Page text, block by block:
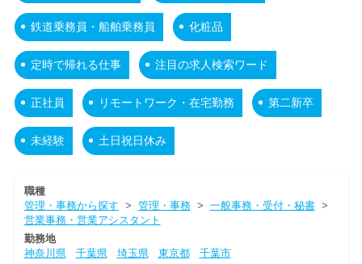
鉄道乗務員・船舶乗務員 化粧品
定時で帰れる仕事 注目の求人検索ワード
正社員 リモートワーク・在宅勤務 第二新卒
未経験 土日祝日休み
職種
管理・事務から探す > 管理・事務> 一般事務・受付・秘書>
営業事務・営業アシスタント
勤務地
神奈川県
千葉県 埼玉県 東京都
千葉市